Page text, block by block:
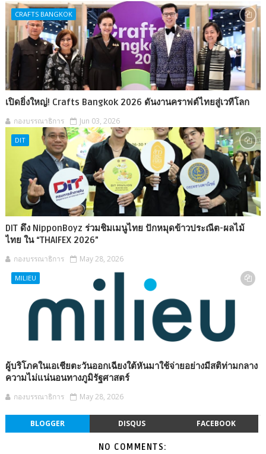
CRAFTS BANGKOK
เปิดยิ่งใหญ่! Crafts Bangkok 2026 ดันงานคราฟต์ไทยสู่เวทีโลก
กองบรรณาธิการ Jun 03, 2026
DIT
DIT ดึง NipponBoyz ร่วมชิมเมนูไทย ปักหมุดข้าวประณีต-ผลไม้
ไทย ใน “THAIFEX 2026”
กองบรรณาธิการ May 28, 2026
MILIEU
ผู้บริโภคในเอเชียตะวันออกเฉียงใต้หันมาใช้จ่ายอย่างมีสติท่ามกลาง
ความไม่แน่นอนทางภูมิรัฐศาสตร์
กองบรรณาธิการ May 28, 2026
BLOGGER DISQUS FACEBOOK
NO COMMENTS: